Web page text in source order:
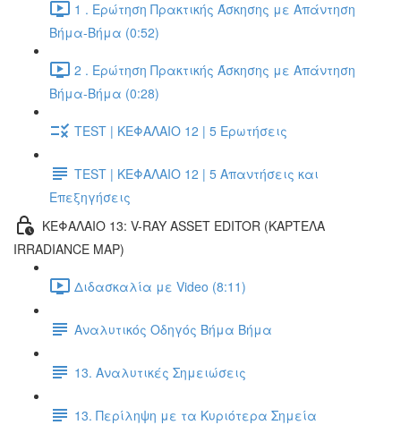
1 . Ερώτηση Πρακτικής Άσκησης με Απάντηση
Βήμα-Βήμα (0:52)
2 . Ερώτηση Πρακτικής Άσκησης με Απάντηση
Βήμα-Βήμα (0:28)
TEST | ΚΕΦΑΛΑΙΟ 12 | 5 Ερωτήσεις
TEST | ΚΕΦΑΛΑΙΟ 12 | 5 Απαντήσεις και
Επεξηγήσεις
ΚΕΦΑΛΑΙΟ 13: V-RAY ASSET EDITOR (ΚΑΡΤΕΛΑ
IRRADIANCE MAP)
Διδασκαλία με Video (8:11)
Αναλυτικός Οδηγός Βήμα Βήμα
13. Αναλυτικές Σημειώσεις
13. Περίληψη με τα Κυριότερα Σημεία